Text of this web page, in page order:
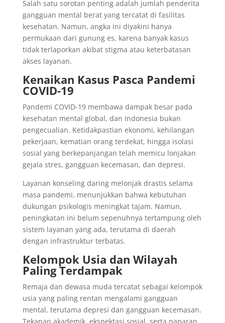
Salah satu sorotan penting adalah jumlah penderita
gangguan mental berat yang tercatat di fasilitas
kesehatan. Namun, angka ini diyakini hanya
permukaan dari gunung es, karena banyak kasus
tidak terlaporkan akibat stigma atau keterbatasan
akses layanan.
Kenaikan Kasus Pasca Pandemi
COVID-19
Pandemi COVID-19 membawa dampak besar pada
kesehatan mental global, dan Indonesia bukan
pengecualian. Ketidakpastian ekonomi, kehilangan
pekerjaan, kematian orang terdekat, hingga isolasi
sosial yang berkepanjangan telah memicu lonjakan
gejala stres, gangguan kecemasan, dan depresi.
Layanan konseling daring melonjak drastis selama
masa pandemi, menunjukkan bahwa kebutuhan
dukungan psikologis meningkat tajam. Namun,
peningkatan ini belum sepenuhnya tertampung oleh
sistem layanan yang ada, terutama di daerah
dengan infrastruktur terbatas.
Kelompok Usia dan Wilayah
Paling Terdampak
Remaja dan dewasa muda tercatat sebagai kelompok
usia yang paling rentan mengalami gangguan
mental, terutama depresi dan gangguan kecemasan.